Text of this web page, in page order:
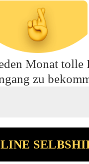
Monat tolle
zu